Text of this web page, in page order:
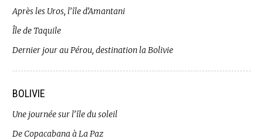
Après les Uros, l’île d’Amantani
Île de Taquile
Dernier jour au Pérou, destination la Bolivie
BOLIVIE
Une journée sur l’île du soleil
De Copacabana à La Paz